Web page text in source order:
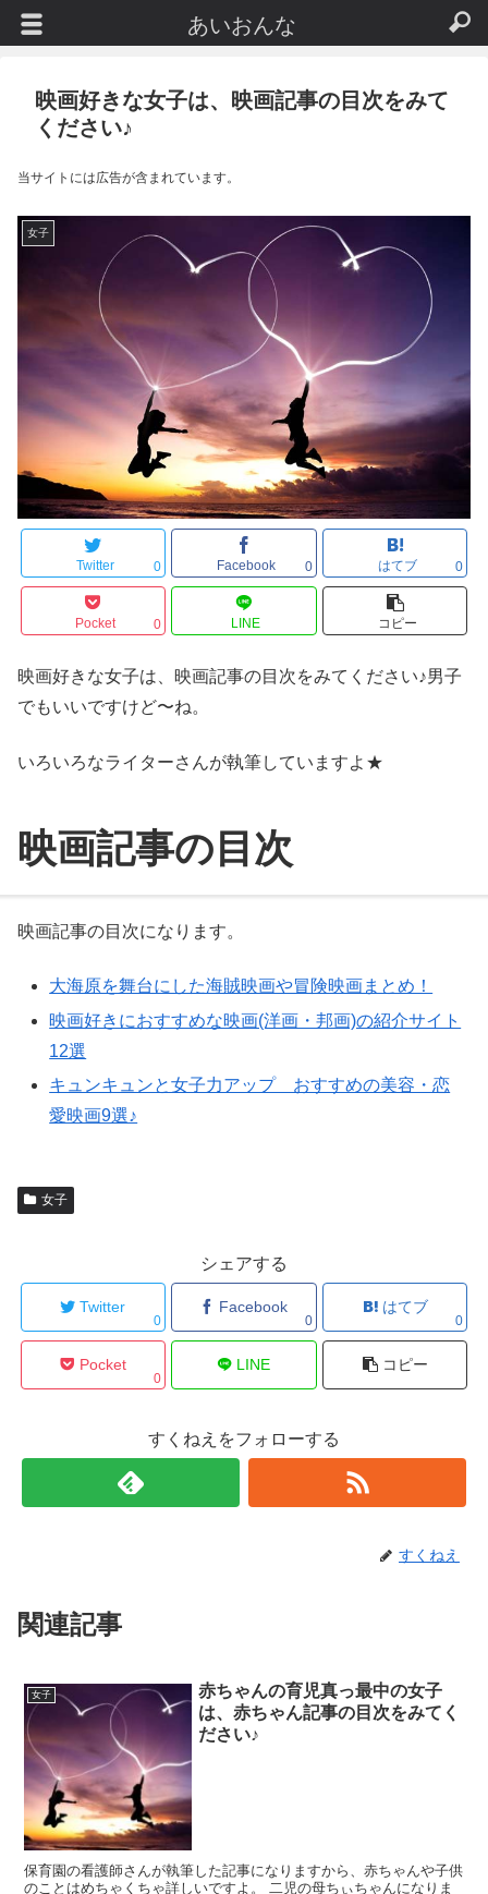
映画好きな女子は、映画記事の目次をみて
ください♪
当サイトには広告が含まれています。
女子
Twitter 0 Facebook 0 はてブ 0
Pocket 0 LINE コピー
映画好きな女子は、映画記事の目次をみてください♪男子
でもいいですけど〜ね。
いろいろなライターさんが執筆していますよ★
映画記事の目次
映画記事の目次になります。
大海原を舞台にした海賊映画や冒険映画まとめ！
映画好きにおすすめな映画(洋画・邦画)の紹介サイト
12選
キュンキュンと女子力アップ おすすめの美容・恋
愛映画9選♪
女子
シェアする
Twitter
0
Facebook
0
はてブ
0
Pocket
0
LINE コピー
すくねえをフォローする
すくねえ
関連記事
女子
赤ちゃんの育児真っ最中の女子
は、赤ちゃん記事の目次をみてく
ださい♪
保育園の看護師さんが執筆した記事になりますから、赤ちゃんや子供
のことはめちゃくちゃ詳しいですよ。 二児の母ちぃちゃんになりま
あいおんな